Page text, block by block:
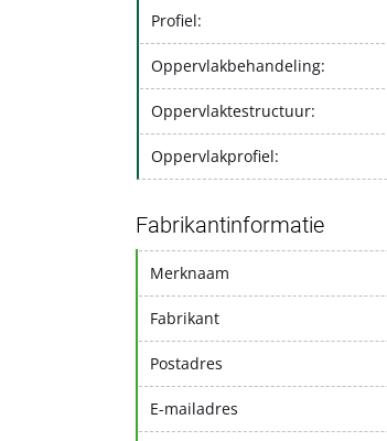
Profiel:
Oppervlakbehandeling:
Oppervlaktestructuur:
Oppervlakprofiel:
Fabrikantinformatie
Merknaam
Fabrikant
Postadres
E-mailadres